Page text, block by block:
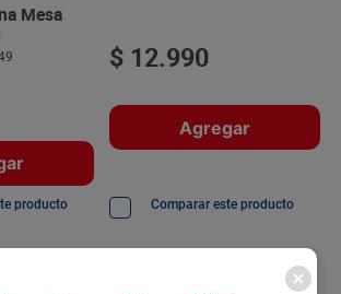
Mesa
producto
$ 12.990
Agregar
Comparar este producto